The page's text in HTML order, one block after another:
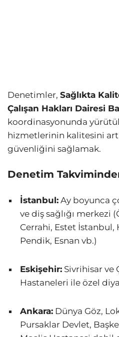
Denetimler, Sağlıkta
Çalışan Hakları Dairesi
koordinasyonunda
hizmetlerinin kalitesini
güvenliğini sağlamak.
Denetim
İstanbul: Ay boyunca
ve diş sağlığı merkezi
Cerrahi, Estet
Pendik, Esnan vb.)
Eskişehir: Sivrihisar ve
Hastaneleri ile özel
Ankara: Dünya Göz,
Pursaklar Devlet,